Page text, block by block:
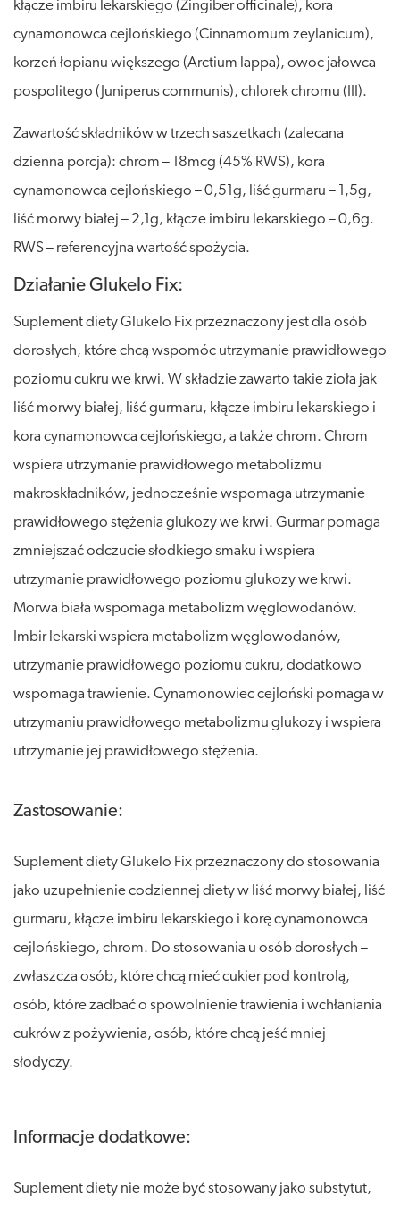
kłącze imbiru lekarskiego (Zingiber officinale), kora
cynamonowca cejlońskiego (Cinnamomum zeylanicum),
korzeń łopianu większego (Arctium lappa), owoc jałowca
pospolitego (Juniperus communis), chlorek chromu (III).
Zawartość składników w trzech saszetkach (zalecana
dzienna porcja): chrom – 18mcg (45% RWS), kora
cynamonowca cejlońskiego – 0,51g, liść gurmaru – 1,5g,
liść morwy białej – 2,1g, kłącze imbiru lekarskiego – 0,6g.
RWS – referencyjna wartość spożycia.
Działanie Glukelo Fix:
Suplement diety Glukelo Fix przeznaczony jest dla osób
dorosłych, które chcą wspomóc utrzymanie prawidłowego
poziomu cukru we krwi. W składzie zawarto takie zioła jak
liść morwy białej, liść gurmaru, kłącze imbiru lekarskiego i
kora cynamonowca cejlońskiego, a także chrom. Chrom
wspiera utrzymanie prawidłowego metabolizmu
makroskładników, jednocześnie wspomaga utrzymanie
prawidłowego stężenia glukozy we krwi. Gurmar pomaga
zmniejszać odczucie słodkiego smaku i wspiera
utrzymanie prawidłowego poziomu glukozy we krwi.
Morwa biała wspomaga metabolizm węglowodanów.
Imbir lekarski wspiera metabolizm węglowodanów,
utrzymanie prawidłowego poziomu cukru, dodatkowo
wspomaga trawienie. Cynamonowiec cejloński pomaga w
utrzymaniu prawidłowego metabolizmu glukozy i wspiera
utrzymanie jej prawidłowego stężenia.
Zastosowanie:
Suplement diety Glukelo Fix przeznaczony do stosowania
jako uzupełnienie codziennej diety w liść morwy białej, liść
gurmaru, kłącze imbiru lekarskiego i korę cynamonowca
cejlońskiego, chrom. Do stosowania u osób dorosłych –
zwłaszcza osób, które chcą mieć cukier pod kontrolą,
osób, które zadbać o spowolnienie trawienia i wchłaniania
cukrów z pożywienia, osób, które chcą jeść mniej
słodyczy.
Informacje dodatkowe:
Suplement diety nie może być stosowany jako substytut,